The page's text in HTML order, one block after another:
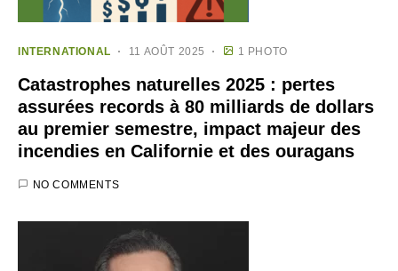
INTERNATIONAL 11 AOÛT 2025 1 PHOTO
Catastrophes naturelles 2025 : pertes
assurées records à 80 milliards de dollars
au premier semestre, impact majeur des
incendies en Californie et des ouragans
NO COMMENTS